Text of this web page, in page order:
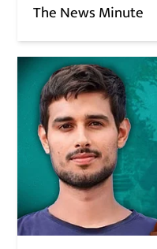
The News Minute